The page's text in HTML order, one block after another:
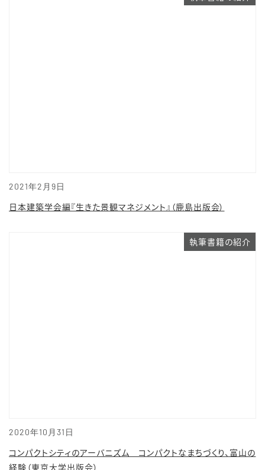
2021年2月9日
日本建築学会編『生きた景観マネジメント』（鹿島出版会）
2020年10月31日
執筆書籍の紹介
コンパクトシティのアーバニズム コンパクトなまちづくり、富山の
経験（東京大学出版会）